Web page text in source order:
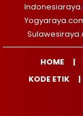
HOME
KODE ETIK